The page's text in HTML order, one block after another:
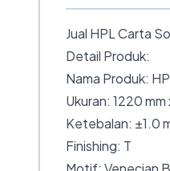
Jual HPL Carta
Detail Produk:
Nama Produk:
Ukuran: 1220
Ketebalan: ±1.0
Finishing: T